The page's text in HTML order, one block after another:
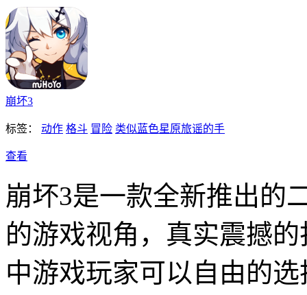
崩坏3
标签： 动作 格斗 冒险 类似蓝色星原旅谣的手
查看
崩坏3是一款全新推出的
的游戏视角，真实震撼
中游戏玩家可以自由的